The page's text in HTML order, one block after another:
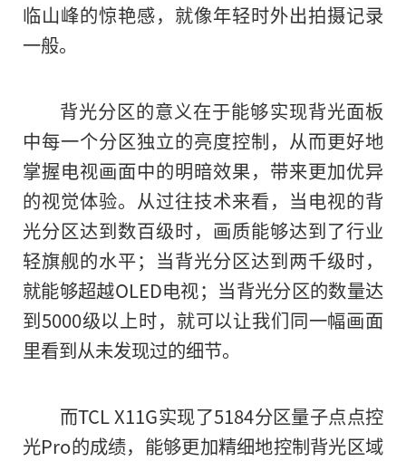
临山峰的惊艳感，就像年轻时外出拍摄记录
一般。
背光分区的意义在于能够实现背光面板
中每一个分区独立的亮度控制， 从而更好地
掌握电视画面中的明暗效果，带来更加优异
的视觉体验。从过往技术来看，当电视的背
光分区达到数百级时，画质能够达到了行业
轻旗舰的水平；当背光分区达到两千级时，
就能够超越OLED电视；当背光分区的数量达
到5000级以上时，就可以让我们同一幅画面
里看到从未发现过的细节。
而TCL X11G实现了5184分区量子点点控
光Pro的成绩，能够更加精细地控制背光区域